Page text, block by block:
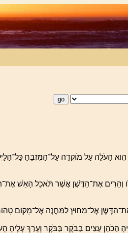
הָעֹלָה עַל מֹוקְדָה עַל־הַמִּזְבֵּחַ
וְהֵרִים אֶת־הַדֶּשֶׁן אֲשֶׁר תֹּאכַל הָאֵשׁ
אֶל־מִחוּץ לַמַּחֲנֶה אֶל־מָקֹום
הַכֹּהֵן עֵצִים בַּבֹּקֶר בַּבֹּקֶר וְעָרַךְ עָלֶיהָ